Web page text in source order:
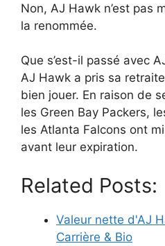
Non, AJ Hawk n’est pas
la renommée.
Que s’est-il passé avec
AJ Hawk a pris sa
bien jouer. En raison de
les Green Bay Packers,
les Atlanta Falcons ont
avant leur expiration.
Related Posts:
Valeur nette d'AJ
Carrière & Bio